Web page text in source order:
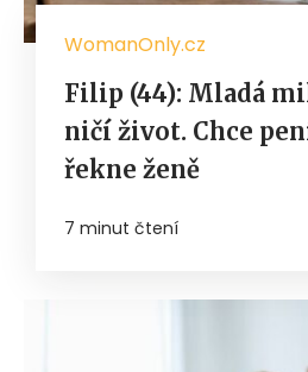
WomanOnly.cz
Filip (44): Mladá
ničí život. Chce
řekne ženě
7 minut čtení